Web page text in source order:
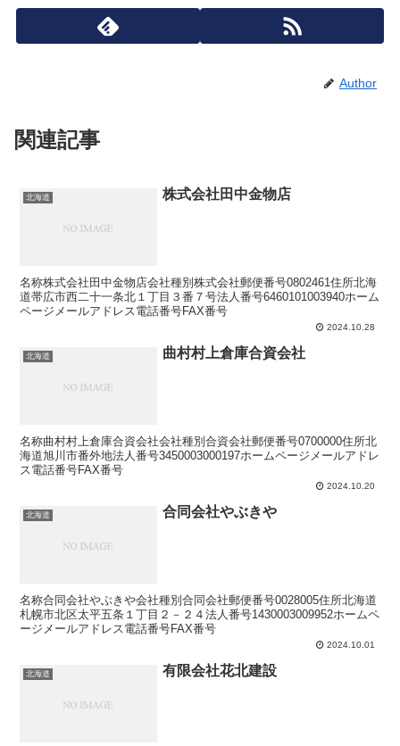
Author
関連記事
北海道 株式会社田中金物店
名称株式会社田中金物店会社種別株式会社郵便番号0802461住所北海
道帯広市西二十一条北１丁目３番７号法人番号6460101003940ホーム
ページメールアドレス電話番号FAX番号
2024.10.28
北海道 曲村村上倉庫合資会社
名称曲村村上倉庫合資会社会社種別合資会社郵便番号0700000住所北
海道旭川市番外地法人番号3450003000197ホームページメールアドレ
ス電話番号FAX番号
2024.10.20
北海道 合同会社やぶきや
名称合同会社やぶきや会社種別合同会社郵便番号0028005住所北海道
札幌市北区太平五条１丁目２－２４法人番号1430003009952ホームペ
ージメールアドレス電話番号FAX番号
2024.10.01
北海道 有限会社花北建設